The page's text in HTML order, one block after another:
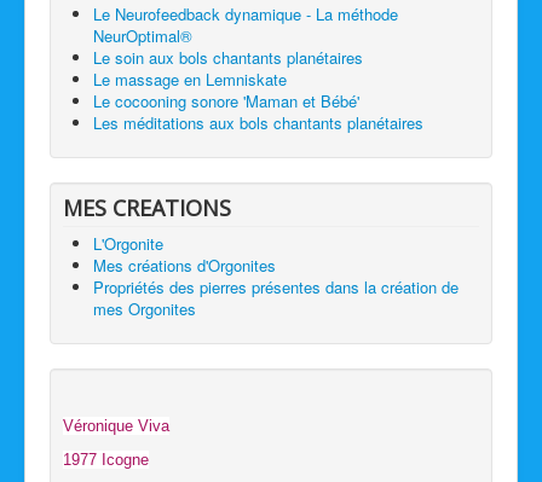
Le Neurofeedback dynamique - La méthode
NeurOptimal®
Le soin aux bols chantants planétaires
Le massage en Lemniskate
Le cocooning sonore 'Maman et Bébé'
Les méditations aux bols chantants planétaires
MES CREATIONS
L'Orgonite
Mes créations d'Orgonites
Propriétés des pierres présentes dans la création de
mes Orgonites
Véronique Viva
1977 Icogne